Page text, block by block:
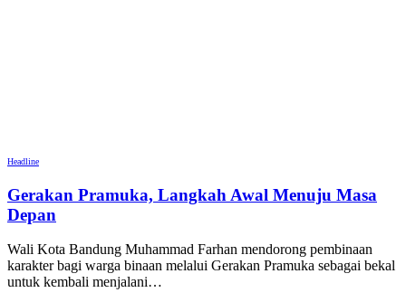
Headline
Gerakan Pramuka, Langkah Awal Menuju Masa
Depan
Wali Kota Bandung Muhammad Farhan mendorong pembinaan
karakter bagi warga binaan melalui Gerakan Pramuka sebagai bekal
untuk kembali menjalani…